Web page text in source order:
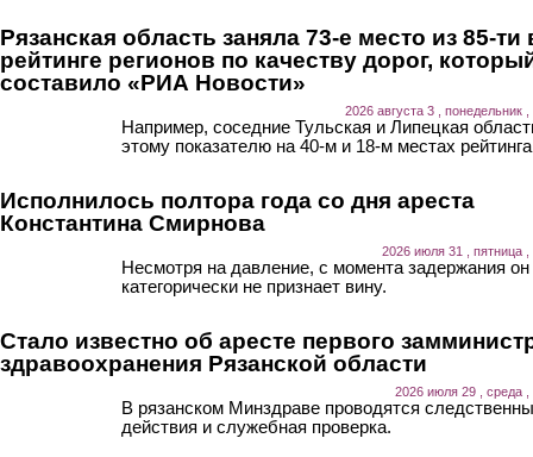
Рязанская область заняла 73-е место из 85-ти
рейтинге регионов по качеству дорог,
составило «РИА Новости»
2026 августа 3 , понедельник ,
Например, соседние Тульская и Липецкая
этому показателю на 40-м и 18-м местах
Исполнилось полтора года со дня ареста
Константина Смирнова
2026 июля 31 , пятница ,
Несмотря на давление, с момента задержания он
категорически не признает вину.
Стало известно об аресте первого
здравоохранения Рязанской области
2026 июля 29 , среда ,
В рязанском Минздраве проводятся
действия и служебная проверка.